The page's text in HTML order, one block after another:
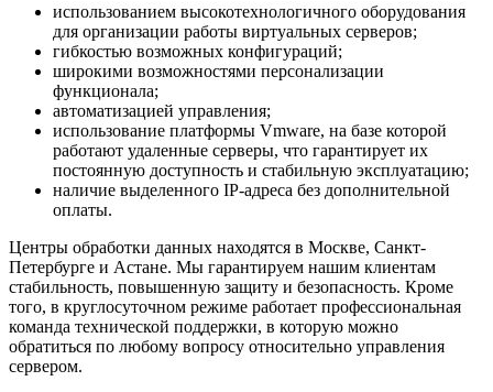
использованием высокотехнологичного оборудования
для организации работы виртуальных серверов;
гибкостью возможных конфигураций;
широкими возможностями персонализации
функционала;
автоматизацией управления;
использование платформы Vmware, на базе которой
работают удаленные серверы, что гарантирует их
постоянную доступность и стабильную эксплуатацию;
наличие выделенного IP-адреса без дополнительной
оплаты.
Центры обработки данных находятся в Москве, Санкт-
Петербурге и Астане. Мы гарантируем нашим клиентам
стабильность, повышенную защиту и безопасность. Кроме
того, в круглосуточном режиме работает профессиональная
команда технической поддержки, в которую можно
обратиться по любому вопросу относительно управления
сервером.